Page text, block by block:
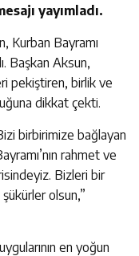
yayımladı.
Kurban Bayramı
Başkan Aksun,
pekiştiren, birlik ve
dikkat çekti.
birbirimize bağlayan
rahmet ve
Bizleri bir
olsun,”
en yoğun